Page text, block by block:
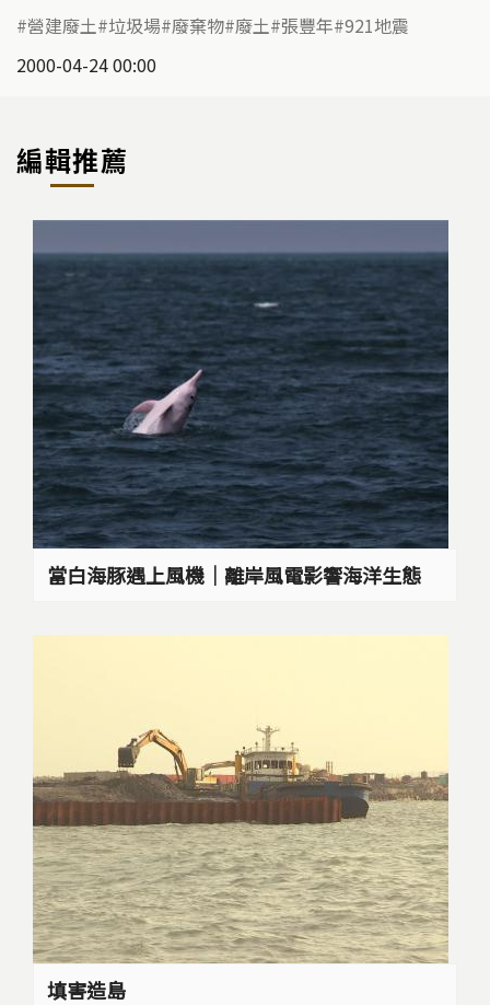
營建廢土 垃圾場 廢棄物 廢土 張豐年 921地震
2000-04-24 00:00
編輯推薦
當白海豚遇上風機｜離岸風電影響海洋生態
填害造島